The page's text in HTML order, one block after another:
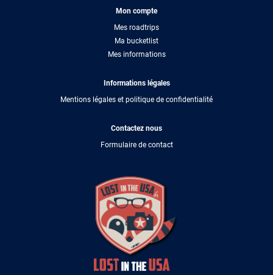
Mon compte
Mes roadtrips
Ma bucketlist
Mes informations
Informations légales
Mentions légales et politique de confidentialité
Contactez nous
Formulaire de contact